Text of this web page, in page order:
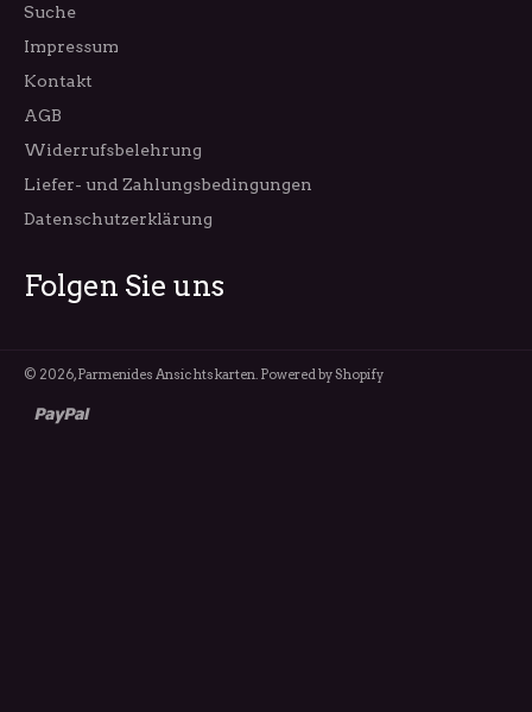
Suche
Impressum
Kontakt
AGB
Widerrufsbelehrung
Liefer- und Zahlungsbedingungen
Datenschutzerklärung
Folgen Sie uns
© 2026,Parmenides Ansichtskarten. Powered by Shopify